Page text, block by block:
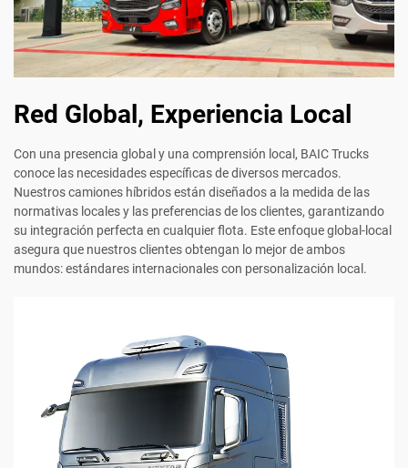
Red Global, Experiencia Local
Con una presencia global y una comprensión local, BAIC Trucks
conoce las necesidades específicas de diversos mercados.
Nuestros camiones híbridos están diseñados a la medida de las
normativas locales y las preferencias de los clientes, garantizando
su integración perfecta en cualquier flota. Este enfoque global-local
asegura que nuestros clientes obtengan lo mejor de ambos
mundos: estándares internacionales con personalización local.